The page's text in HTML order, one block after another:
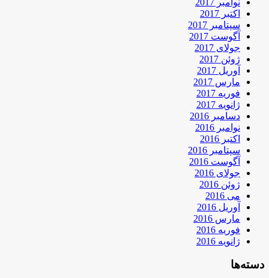
نوامبر 2017
اکتبر 2017
سپتامبر 2017
آگوست 2017
جولای 2017
ژوئن 2017
آوریل 2017
مارس 2017
فوریه 2017
ژانویه 2017
دسامبر 2016
نوامبر 2016
اکتبر 2016
سپتامبر 2016
آگوست 2016
جولای 2016
ژوئن 2016
می 2016
آوریل 2016
مارس 2016
فوریه 2016
ژانویه 2016
دسته‌ها